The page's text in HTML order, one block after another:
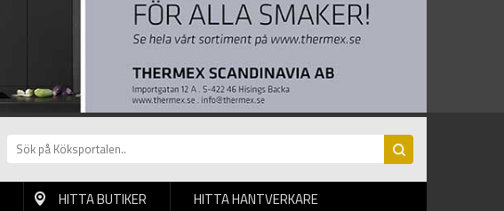
HITTA BUTIKER HITTA HANTVERKARE